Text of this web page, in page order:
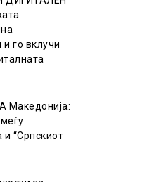
го вклучи
Македонија:
и “Српскиот